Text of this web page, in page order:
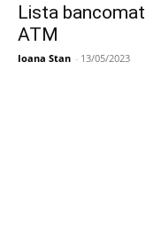
Lista
ATM
Ioana Stan - 13/05/2023